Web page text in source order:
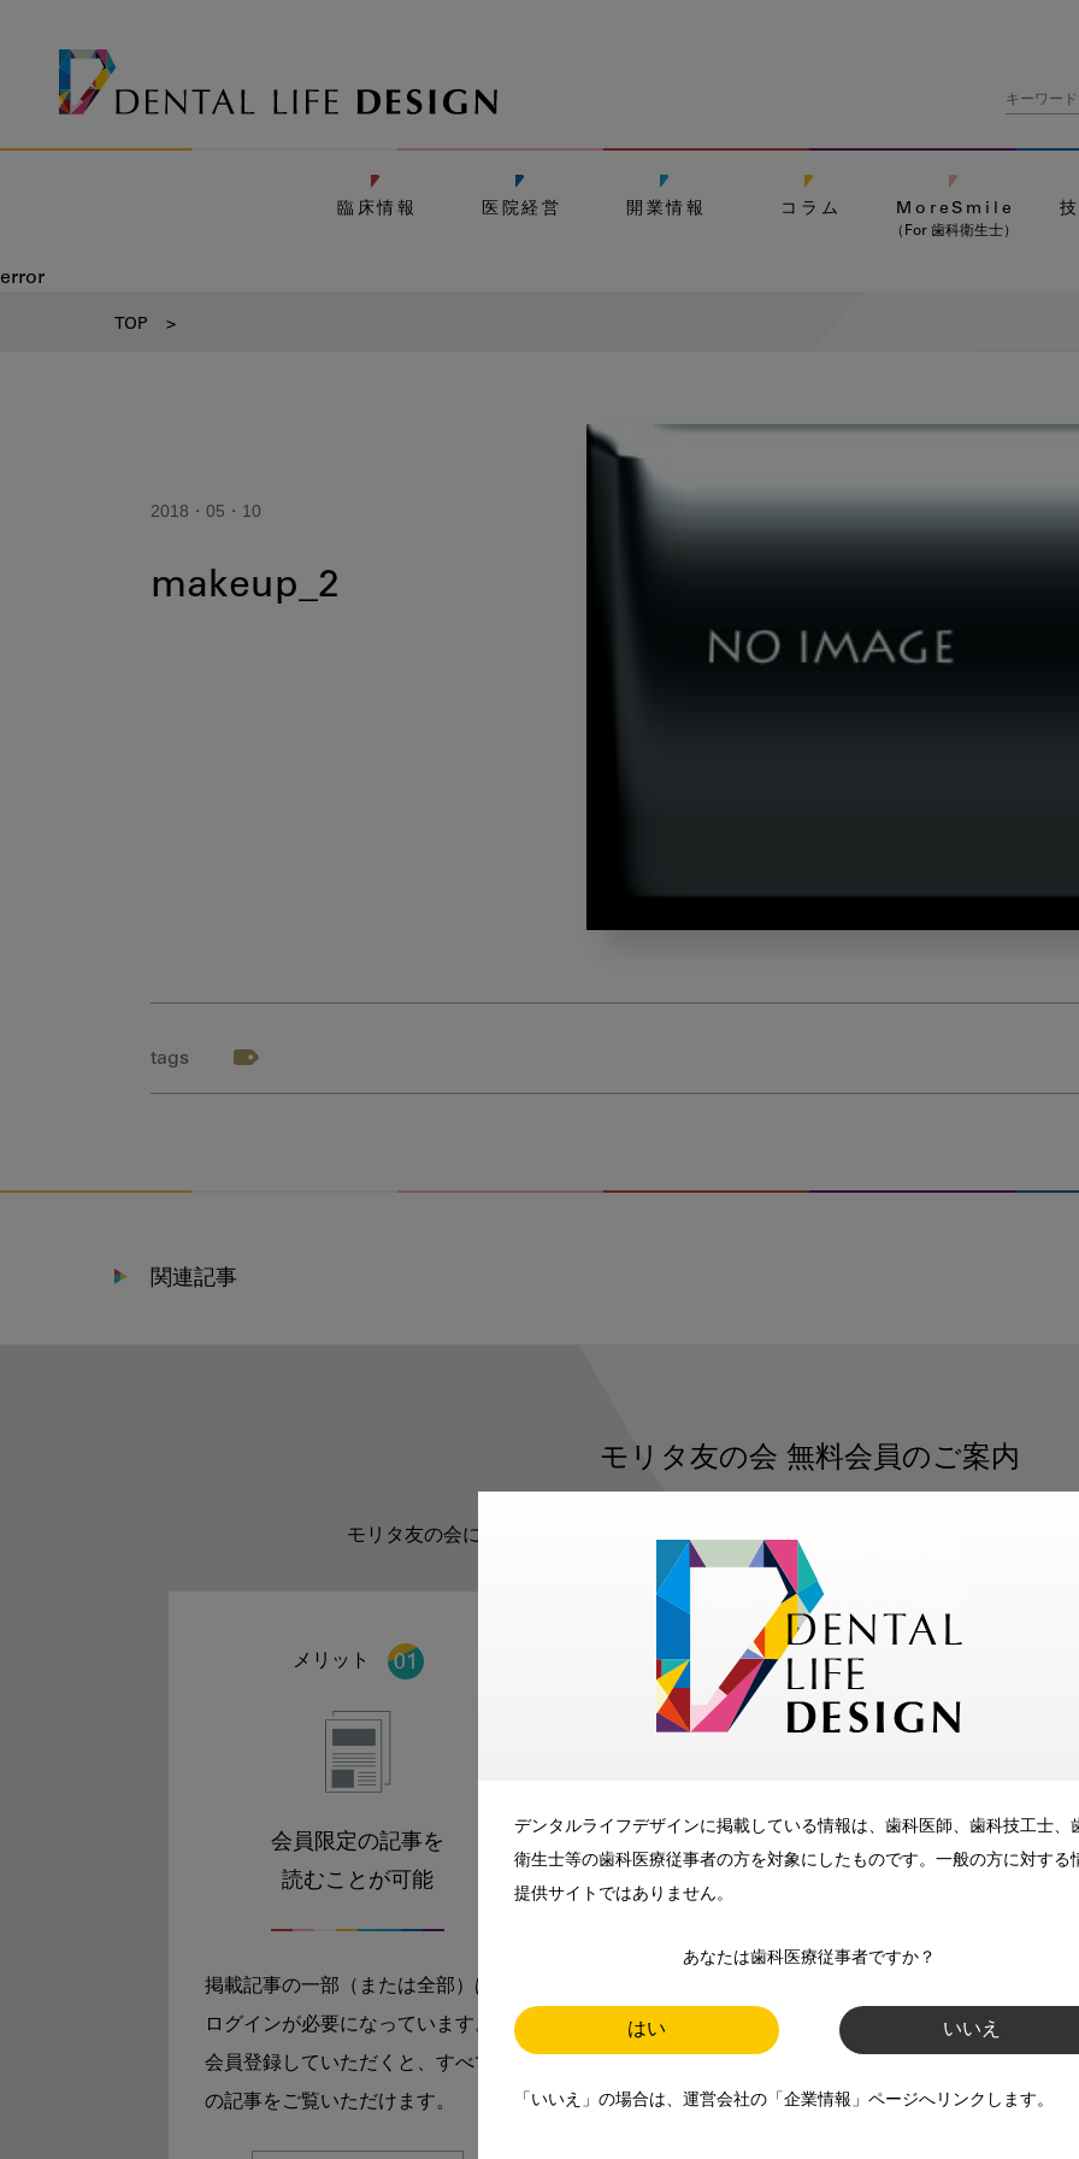
デンタルライフデザインに掲載している情報は、歯科医師、歯科技工士、
衛生士等の歯科医療従事者の方を対象にしたものです。一般の方に対する
提供サイトではありません。
あなたは歯科医療従事者ですか？
はい いいえ
「いいえ」の場合は、運営会社の「企業情報」ページへリンクします。
臨床情報 医院経営 開業情報 コラム MoreSmile
（For 歯科衛生士）
error
TOP >
2018・05・10
makeup_2
tags
関連記事
モリタ友の会 無料会員のご案内
モリタ友の会に登録いただくと、デンタルライフデザインをもっと便利にご利用い
メリット
会員限定の記事を
読むことが可能
掲載記事の一部（または全部）は
ログインが必要になっています。
会員登録していただくと、すべて
の記事をご覧いただけます。
メリット
メールマガジンでお届け
師、歯科衛生士、歯科技工士）に
お届けします。